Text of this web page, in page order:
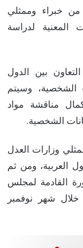
من خبراء وممثلي
المعنية لدراسة
بين الدول
الشخصية، وسيتم
مناقشة مواد
الشخصية.
وزارات العدل
العربية، ومن ثم
القادمة لمجلس
شهر نوفمبر